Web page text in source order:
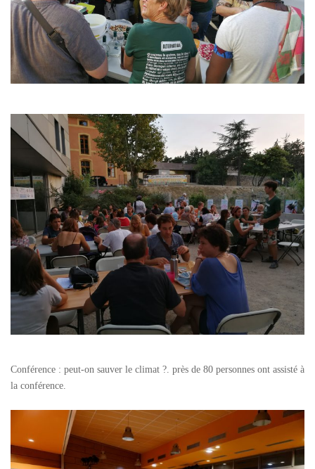
Conférence : peut-on sauver le climat ?. près de 80 personnes ont assisté à
la conférence.